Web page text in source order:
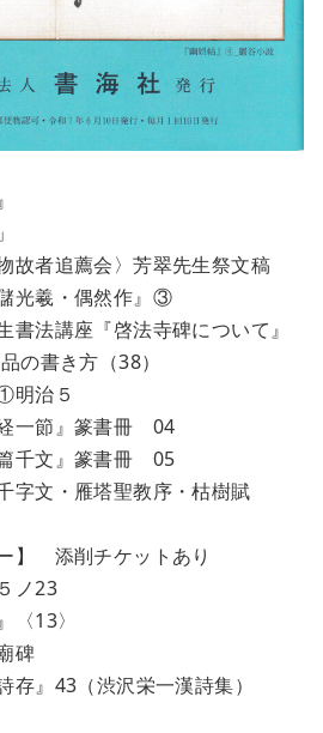
故者追薦会〉芳翠先生祭文稿
光羲・偶然作』③
書法講座『啓法寺碑について』
の書き方（38）
治５
一節』篆書冊 04
千文』篆書冊 05
字文・雁塔聖教序・枯樹賦
】 添削チケットあり
ノ23
〈13〉
碑
存』43（渋沢栄一漢詩集）